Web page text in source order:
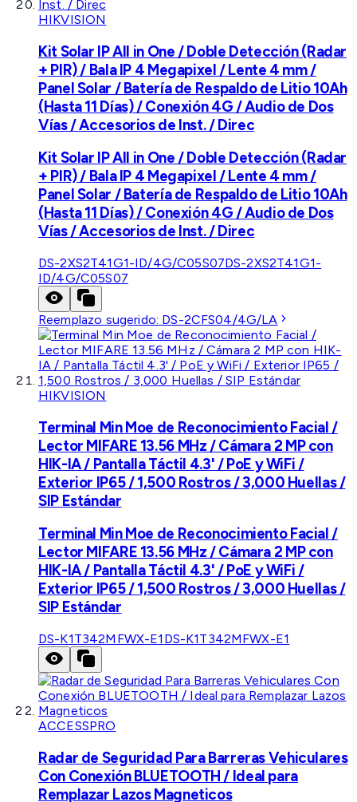
HIKVISION
Kit Solar IP All in One / Doble Detección (Radar
+ PIR) / Bala IP 4 Megapixel / Lente 4 mm /
Panel Solar / Batería de Respaldo de Litio 10Ah
(Hasta 11 Días) / Conexión 4G / Audio de Dos
Vías / Accesorios de Inst. / Direc
Kit Solar IP All in One / Doble Detección (Radar
+ PIR) / Bala IP 4 Megapixel / Lente 4 mm /
Panel Solar / Batería de Respaldo de Litio 10Ah
(Hasta 11 Días) / Conexión 4G / Audio de Dos
Vías / Accesorios de Inst. / Direc
DS-2XS2T41G1-ID/4G/C05S07DS-2XS2T41G1-
ID/4G/C05S07
Reemplazo sugerido: DS-2CFS04/4G/LA
HIKVISION
Terminal Min Moe de Reconocimiento Facial /
Lector MIFARE 13.56 MHz / Cámara 2 MP con
HIK-IA / Pantalla Táctil 4.3' / PoE y WiFi /
Exterior IP65 / 1,500 Rostros / 3,000 Huellas /
SIP Estándar
Terminal Min Moe de Reconocimiento Facial /
Lector MIFARE 13.56 MHz / Cámara 2 MP con
HIK-IA / Pantalla Táctil 4.3' / PoE y WiFi /
Exterior IP65 / 1,500 Rostros / 3,000 Huellas /
SIP Estándar
DS-K1T342MFWX-E1 DS-K1T342MFWX-E1
ACCESSPRO
Radar de Seguridad Para Barreras Vehiculares
Con Conexión BLUETOOTH / Ideal para
Remplazar Lazos Magneticos